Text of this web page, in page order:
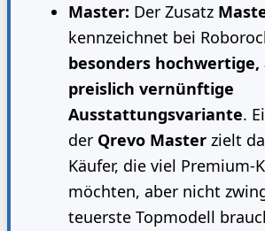
Master: Der Zusatz
kennzeichnet bei
besonders hochwertige,
preislich vernünftige
Ausstattungsvariante.
der Qrevo Master zielt
Käufer, die viel Premium-
möchten, aber nicht
teuerste Topmodell